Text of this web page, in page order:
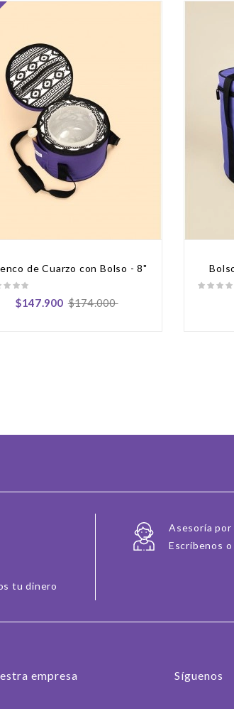
de Cuarzo con Bolso - 8"
Precio
$147.900 Precio
$174.000
tu dinero
Asesoría por
Escríbenos o
empresa Síguenos